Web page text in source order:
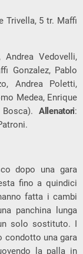
Trivella, 5 tr. Maffi
Vedovelli,
Gonzalez, Pablo
Andrea Poletti,
Medea, Enrique
Allenatori:
dopo una gara
fino a quindici
fatta i cambi
panchina lunga
solo sostituto. I
condotto una gara
la palla in